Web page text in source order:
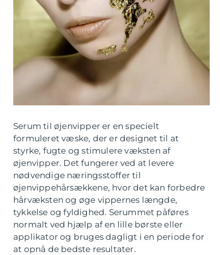
Serum til øjenvipper er en specielt
formuleret væske, der er designet til at
styrke, fugte og stimulere væksten af
øjenvipper. Det fungerer ved at levere
nødvendige næringsstoffer til
øjenvippehårsækkene, hvor det kan forbedre
hårvæksten og øge vippernes længde,
tykkelse og fyldighed. Serummet påføres
normalt ved hjælp af en lille børste eller
applikator og bruges dagligt i en periode for
at opnå de bedste resultater.